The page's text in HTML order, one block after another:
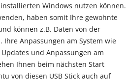
Windows nutzen können.
haben somit Ihre gewohnte
können z.B. Daten von der
Anpassungen am System wie
und Anpassungen am
Ihnen beim nächsten Start
von diesen USB Stick auch auf